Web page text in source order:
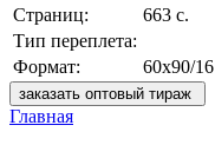
Страниц:
663 с.
Тип переплета:
Формат:
60x90/16
заказать оптовый тираж
Главная